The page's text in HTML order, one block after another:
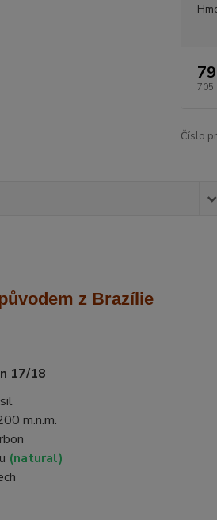
705
Číslo
z Brazílie
17/18
m.n.m.
(natural)